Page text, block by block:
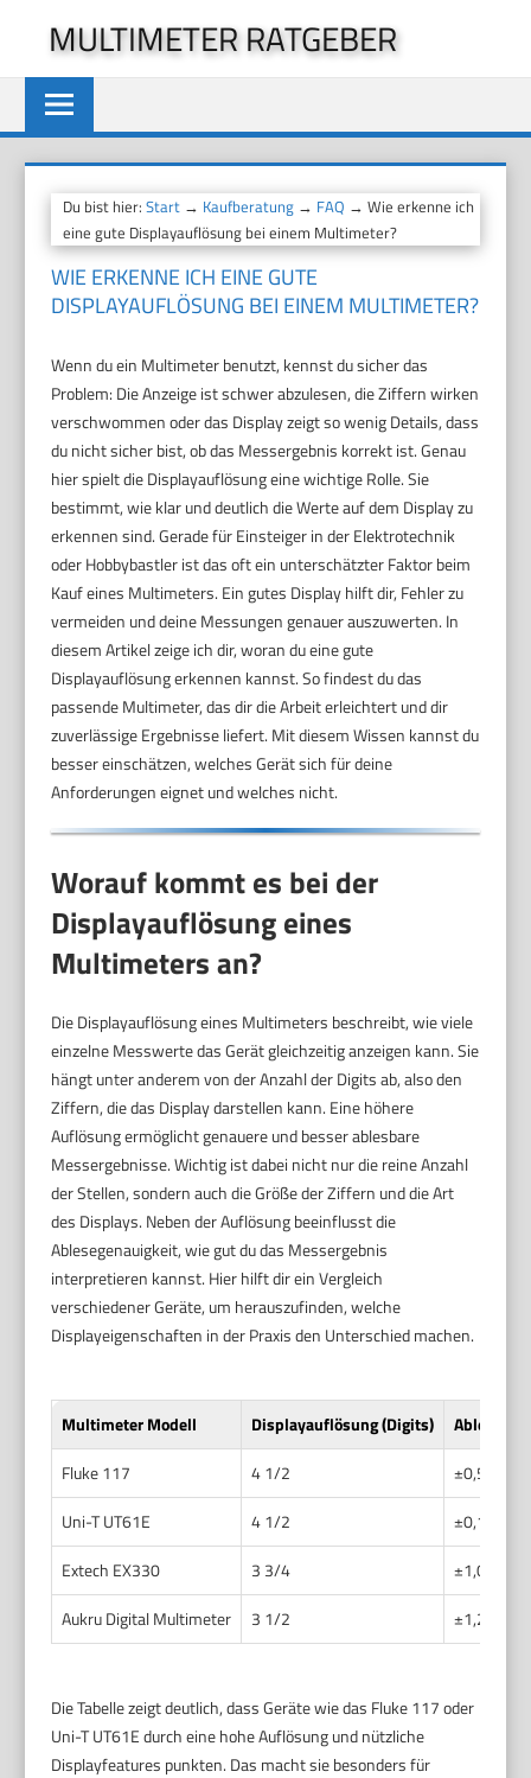
springen
MULTIMETER RATGEBER
Du bist hier:Start → Kaufberatung → FAQ → Wie erkenne ich
eine gute Displayauflösung bei einem Multimeter?
WIE ERKENNE ICH EINE GUTE
DISPLAYAUFLÖSUNG BEI EINEM MULTIMETER?
Wenn du ein Multimeter benutzt, kennst du sicher das
Problem: Die Anzeige ist schwer abzulesen, die Ziffern wirken
verschwommen oder das Display zeigt so wenig Details, dass
du nicht sicher bist, ob das Messergebnis korrekt ist. Genau
hier spielt die Displayauflösung eine wichtige Rolle. Sie
bestimmt, wie klar und deutlich die Werte auf dem Display zu
erkennen sind. Gerade für Einsteiger in der Elektrotechnik
oder Hobbybastler ist das oft ein unterschätzter Faktor beim
Kauf eines Multimeters. Ein gutes Display hilft dir, Fehler zu
vermeiden und deine Messungen genauer auszuwerten. In
diesem Artikel zeige ich dir, woran du eine gute
Displayauflösung erkennen kannst. So findest du das
passende Multimeter, das dir die Arbeit erleichtert und dir
zuverlässige Ergebnisse liefert. Mit diesem Wissen kannst du
besser einschätzen, welches Gerät sich für deine
Anforderungen eignet und welches nicht.
Worauf kommt es bei der
Displayauflösung eines
Multimeters an?
Die Displayauflösung eines Multimeters beschreibt, wie viele
einzelne Messwerte das Gerät gleichzeitig anzeigen kann. Sie
hängt unter anderem von der Anzahl der Digits ab, also den
Ziffern, die das Display darstellen kann. Eine höhere
Auflösung ermöglicht genauere und besser ablesbare
Messergebnisse. Wichtig ist dabei nicht nur die reine Anzahl
der Stellen, sondern auch die Größe der Ziffern und die Art
des Displays. Neben der Auflösung beeinflusst die
Ablesegenauigkeit, wie gut du das Messergebnis
interpretieren kannst. Hier hilft dir ein Vergleich
verschiedener Geräte, um herauszufinden, welche
Displayeigenschaften in der Praxis den Unterschied machen.
Multimeter Modell Displayauflösung (Digits)
Fluke 117
4 1/2
±0,5%
Uni-T UT61E
4 1/2
±0,1%
Extech EX330
3 3/4
±1,0%
Aukru Digital Multimeter
3 1/2 ±1,2%
Die Tabelle zeigt deutlich, dass Geräte wie das Fluke 117 oder
Uni-T UT61E durch eine hohe Auflösung und nützliche
Displayfeatures punkten. Das macht sie besonders für